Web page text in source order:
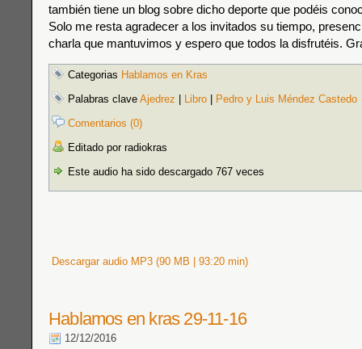
también tiene un blog sobre dicho deporte que podéis
Solo me resta agradecer a los invitados su tiempo,
charla que mantuvimos y espero que todos la disfrutéis.
Categorias Hablamos en Kras
Palabras clave Ajedrez Libro
Pedro y Luis Méndez Castedo
Comentarios (0)
Editado por radiokras
Este audio ha sido descargado 767 veces
Descargar audio MP3 (90 MB | 93:20 min)
Hablamos en kras 29-11-16
12/12/2016